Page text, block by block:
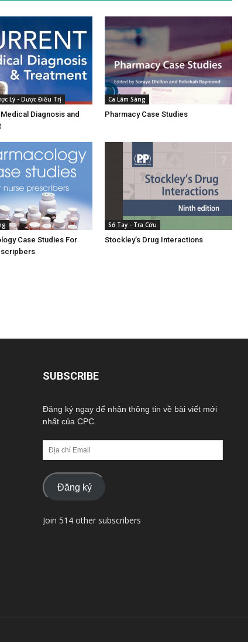
Lý - Dược Điều Trị
Medical Diagnosis and
Ca Lâm Sàng
Pharmacy Case Studies
Case Studies For
Sổ Tay - Tra Cứu
Stockley’s Drug Interactions
SUBSCRIBE
Đăng ký ngay để nhận thông tin về bài viết mới
nhất của CPC.
Địa
chỉ
Email
Đăng ký
Join 514 other subscribers